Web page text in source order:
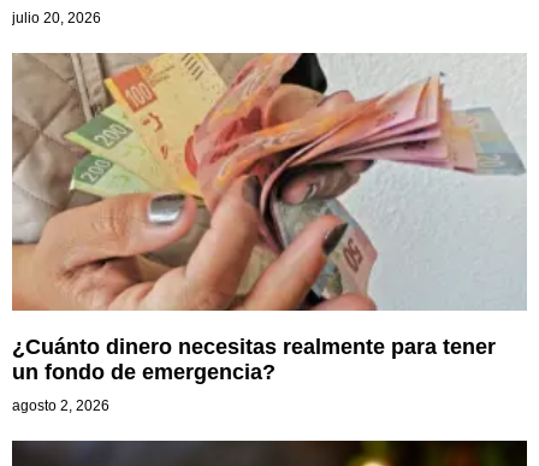
julio 20, 2026
¿Cuánto dinero necesitas realmente para tener
un fondo de emergencia?
agosto 2, 2026